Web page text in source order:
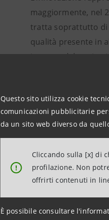
Questo sito utilizza cookie
comunicazioni pubblicitarie
da un sito web diverso da
!
Cliccando sulla [x] di
profilazione. Non
offrirti contenuti in
È possibile consultare
maggiormente, nel
tratta soprattutto di
qualità presente in
imprese del
Il territorio
produttivo: tornare
aziende toscane
Vallina-Bagno a
Meccaniche di
la RO.IAL di
Bracciolini.
Aboca è leader
complesse